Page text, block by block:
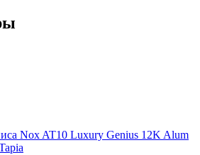
Nox AT10 Luxury Genius 12K Alum